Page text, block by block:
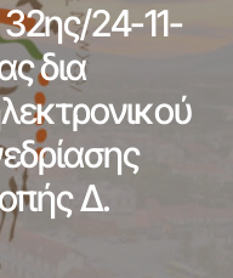
24-11-
δια
Δ.